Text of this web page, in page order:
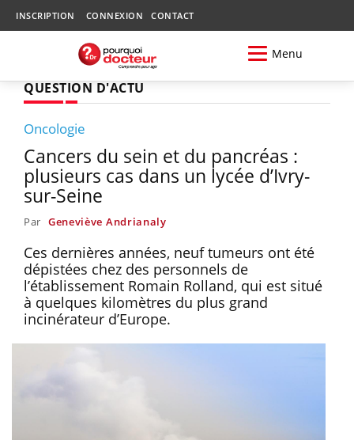
INSCRIPTION CONNEXION CONTACT
Menu
QUESTION D'ACTU
Oncologie
Cancers du sein et du pancréas :
plusieurs cas dans un lycée d’Ivry-
sur-Seine
Par Geneviève Andrianaly
Ces dernières années, neuf tumeurs ont été
dépistées chez des personnels de
l’établissement Romain Rolland, qui est situé
à quelques kilomètres du plus grand
incinérateur d’Europe.